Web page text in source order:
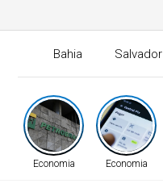
Bahia Salvador
Economia Economia